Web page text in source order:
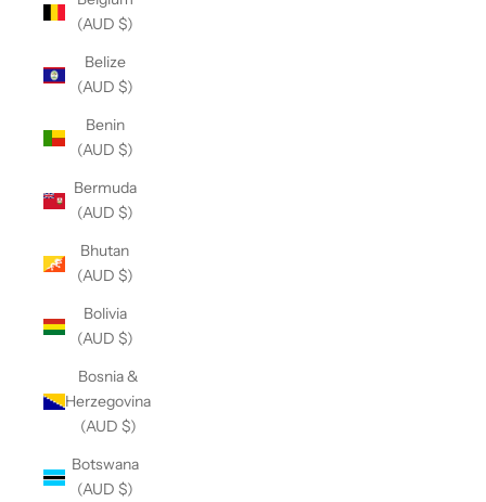
(AUD $)
Belize
(AUD $)
Benin
(AUD $)
Bermuda
(AUD $)
Bhutan
(AUD $)
Bolivia
(AUD $)
Bosnia &
Herzegovina
(AUD $)
Botswana
(AUD $)